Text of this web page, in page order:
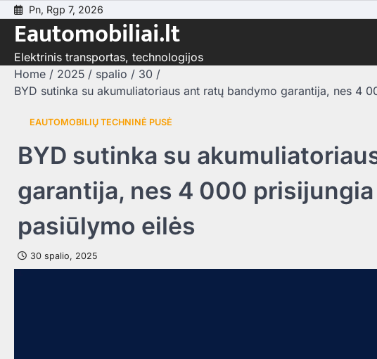
Skip
content
Pn, Rgp 7, 2026
Eautomobiliai.lt
Elektrinis transportas, technologijos
Home 2025 spalio
30
BYD sutinka su akumuliatoriaus ant ratų bandymo garantija, nes 4
EAUTOMOBILIŲ TECHNINĖ PUSĖ
BYD sutinka su
garantija, nes 4 000 prisijungia
pasiūlymo eilės
30 spalio, 2025